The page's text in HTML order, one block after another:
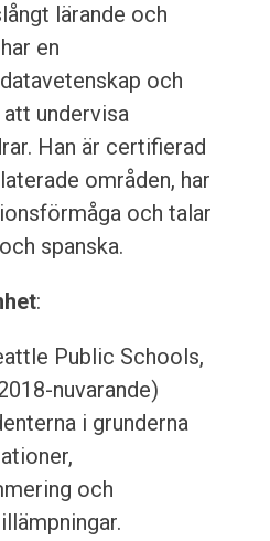
lärande och
en
och
undervisa
Han är certifierad
områden, har
och talar
spanska.
:
Public Schools,
nuvarande)
i grunderna
och